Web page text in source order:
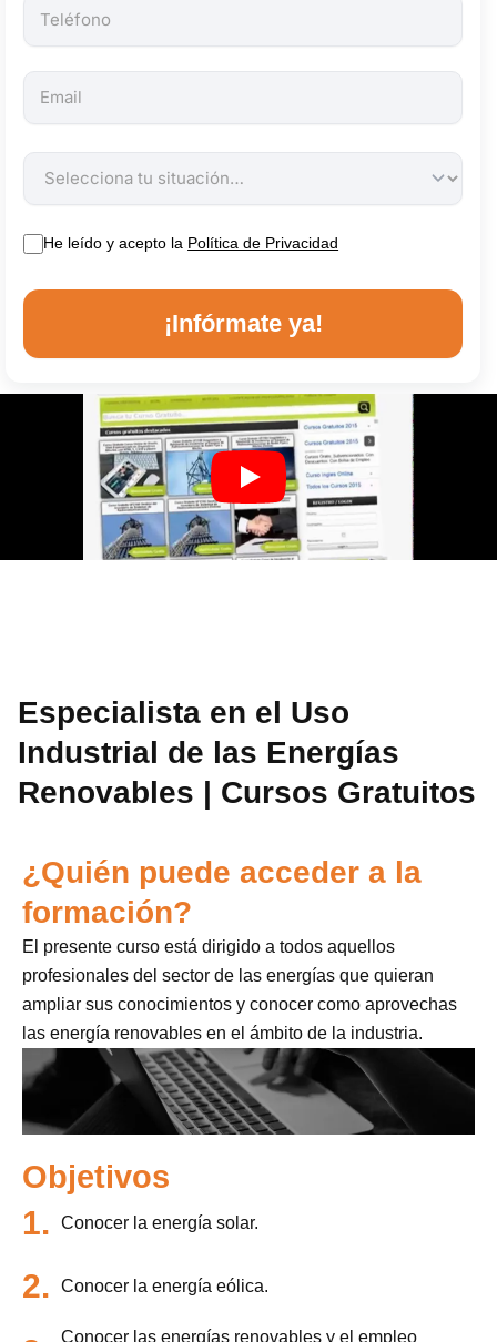
He leído y acepto la Política de Privacidad
¡Infórmate ya!
Especialista en el Uso
Industrial de las Energías
Renovables | Cursos Gratuitos
¿Quién puede acceder a la
formación?
El presente curso está dirigido a todos aquellos
profesionales del sector de las energías que quieran
ampliar sus conocimientos y conocer como aprovechas
las energía renovables en el ámbito de la industria.
Objetivos
1. Conocer la energía solar.
2. Conocer la energía eólica.
Conocer las energías renovables y el empleo